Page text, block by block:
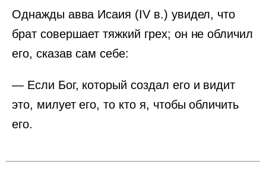
Однажды авва Исаия (IV в.) увидел, что
брат совершает тяжкий грех; он не обличил
его, сказав сам себе:
— Если Бог, который создал его и видит
это, милует его, то кто я, чтобы обличить
его.